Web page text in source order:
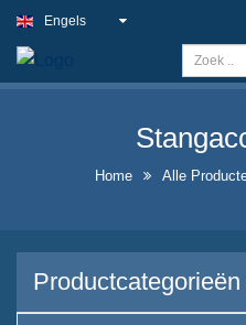
Capaciteit
Slim Light Sign
Buitenpubbord
Optimale nep-
Engels
Home Alle
Productcategorieën